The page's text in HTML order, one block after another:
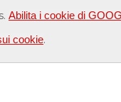
Abilita i cookie di
cookie.